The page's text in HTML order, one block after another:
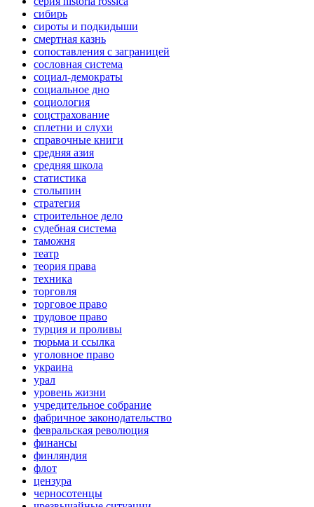
сибирь
сироты и подкидыши
смертная казнь
сопоставления с заграницей
сословная система
социал-демократы
социальное дно
социология
соцстрахование
сплетни и слухи
справочные книги
средняя азия
средняя школа
статистика
столыпин
стратегия
строительное дело
судебная система
таможня
театр
теория права
техника
торговля
торговое право
трудовое право
турция и проливы
тюрьма и ссылка
уголовное право
украина
урал
уровень жизни
учредительное собрание
фабричное законодательство
февральская революция
финансы
финляндия
флот
цензура
черносотенцы